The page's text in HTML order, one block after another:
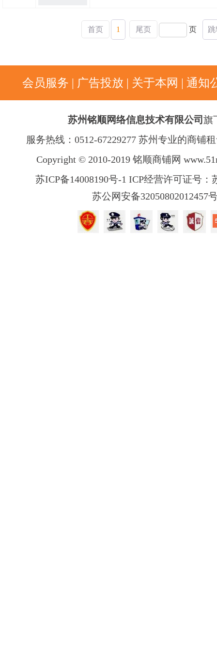
首页 1 尾页 页
会员服务 | 广告投放 | 关于本网 | 通知
苏州铭顺网络信息技术有限公司 旗
服务热线：0512-67229277 苏州专业的商铺
Copyright © 2010-2019 铭顺商铺网
苏ICP备14008190号-1 ICP经营许可证号：
苏公网安备32050802012457